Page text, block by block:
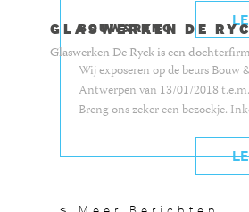
GLASWERKEN DE
Glaswerken De Ryck is een
BOUW&RENO
Wij exposeren op de beurs Bouw
Antwerpen van 13/01/2018
Breng ons zeker een bezoekje.